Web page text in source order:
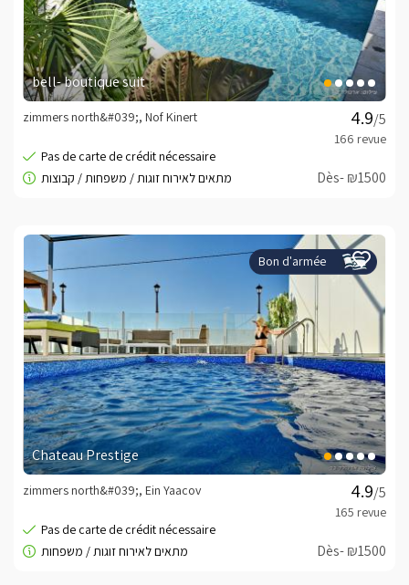
bell- boutique suit
/5
zimmers north&#039;, Nof Kinert
Dès- ₪1500
Bon d'armée
Chateau Prestige
/5
zimmers north&#039;, Ein Yaacov
Dès- ₪1500